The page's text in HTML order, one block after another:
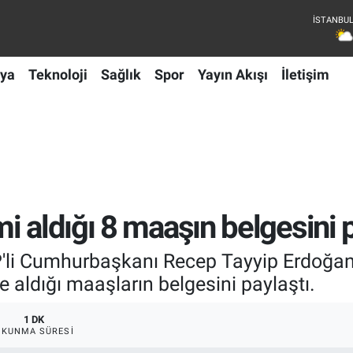
Teknoloji Sağlık Spor Yayın Akışı İletişim
aldığı 8 maaşın belgesini
Cumhurbaşkanı Recep Tayyip
aldığı maaşların belgesini paylaştı.
1 DK
SÜRESI